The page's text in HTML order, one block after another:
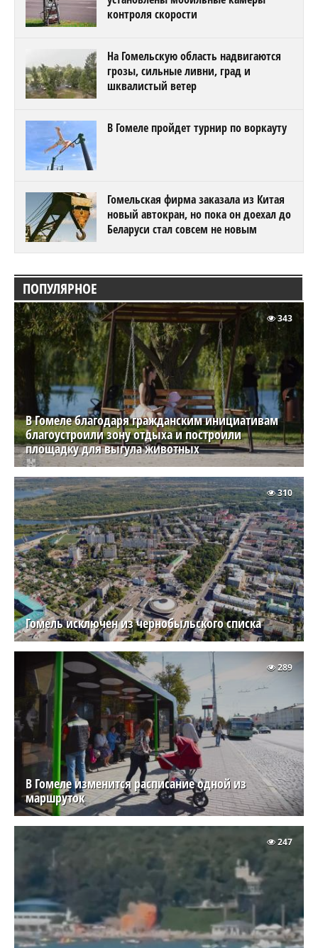
контроля скорости
На Гомельскую область надвигаются
грозы, сильные ливни, град и
шквалистый ветер
В Гомеле пройдет турнир по воркауту
Гомельская фирма заказала из Китая
новый автокран, но пока он доехал до
Беларуси стал совсем не новым
ПОПУЛЯРНОЕ
В Гомеле благодаря гражданским инициативам
благоустроили зону отдыха и построили
площадку для выгула животных
343
Гомель исключен из чернобыльского списка
310
В Гомеле изменится расписание одной из
маршруток
289
247